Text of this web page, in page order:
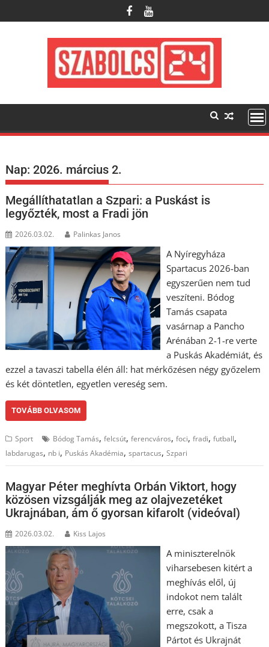
to
Nap:2026. március 2.
Megállíthatatlan a Szpari: a Puskást is
legyőzték, most a Fradi jön
2026.03.02. Palinkas Janos
A Nyíregyháza
Spartacus 2026-ban
egyszerűen nem tud
veszíteni. Bódog
Tamás csapata
vasárnap a Pancho
Arénában 2-1-re verte
a Puskás Akadémiát, és
ezzel a tavaszi tabella élén áll: hat mérkőzésen négy győzelem
és két döntetlen, egyetlen vereség sem.
TOVÁBB OLVASOM
Sport Bódog Tamás,felcsút,ferencváros,foci,fradi,futball,
labdarugas, nb i, Puskás Akadémia,spartacus,Szpari
Magyar Péter meghívta Orbán Viktort, hogy
közösen vizsgálják meg az olajvezetéket
Ukrajnában, ám ő gyorsan kifarolt (videóval)
2026.03.02. Kiss Lajos
A miniszterelnök
viharsebesen kitért a
meghívás elől, új
indokot nem talált
erre, csak a
megszokott, a Tisza
Pártot és Ukrajnát